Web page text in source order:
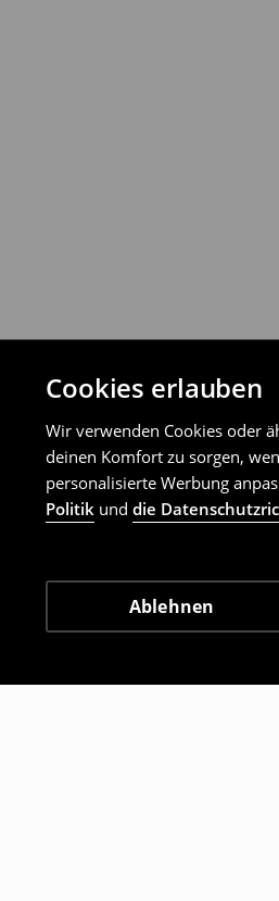
Cookies erlauben
Wir verwenden Cookies oder
deinen Komfort zu sorgen,
personalisierte Werbung
Politik und die
Ablehnen